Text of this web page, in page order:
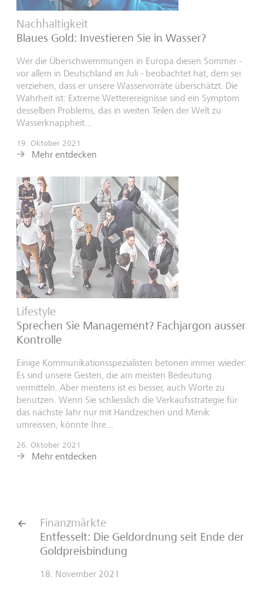
Nachhaltigkeit
Blaues Gold: Investieren Sie in Wasser?
Wer die Überschwemmungen in Europa diesen Sommer -
vor allem in Deutschland im Juli - beobachtet hat, dem sei
verziehen, dass er unsere Wasservorräte überschätzt. Die
Wahrheit ist: Extreme Wetterereignisse sind ein Symptom
desselben Problems, das in weiten Teilen der Welt zu
Wasserknappheit...
19. Oktober 2021
Mehr entdecken
Lifestyle
Sprechen Sie Management? Fachjargon ausser
Kontrolle
Einige Kommunikationsspezialisten betonen immer wieder:
Es sind unsere Gesten, die am meisten Bedeutung
vermitteln. Aber meistens ist es besser, auch Worte zu
benutzen. Wenn Sie schliesslich die Verkaufsstrategie für
das nächste Jahr nur mit Handzeichen und Mimik
umreissen, könnte Ihre...
26. Oktober 2021
Mehr entdecken
Finanzmärkte
Entfesselt: Die Geldordnung seit Ende der
Goldpreisbindung
18. November 2021